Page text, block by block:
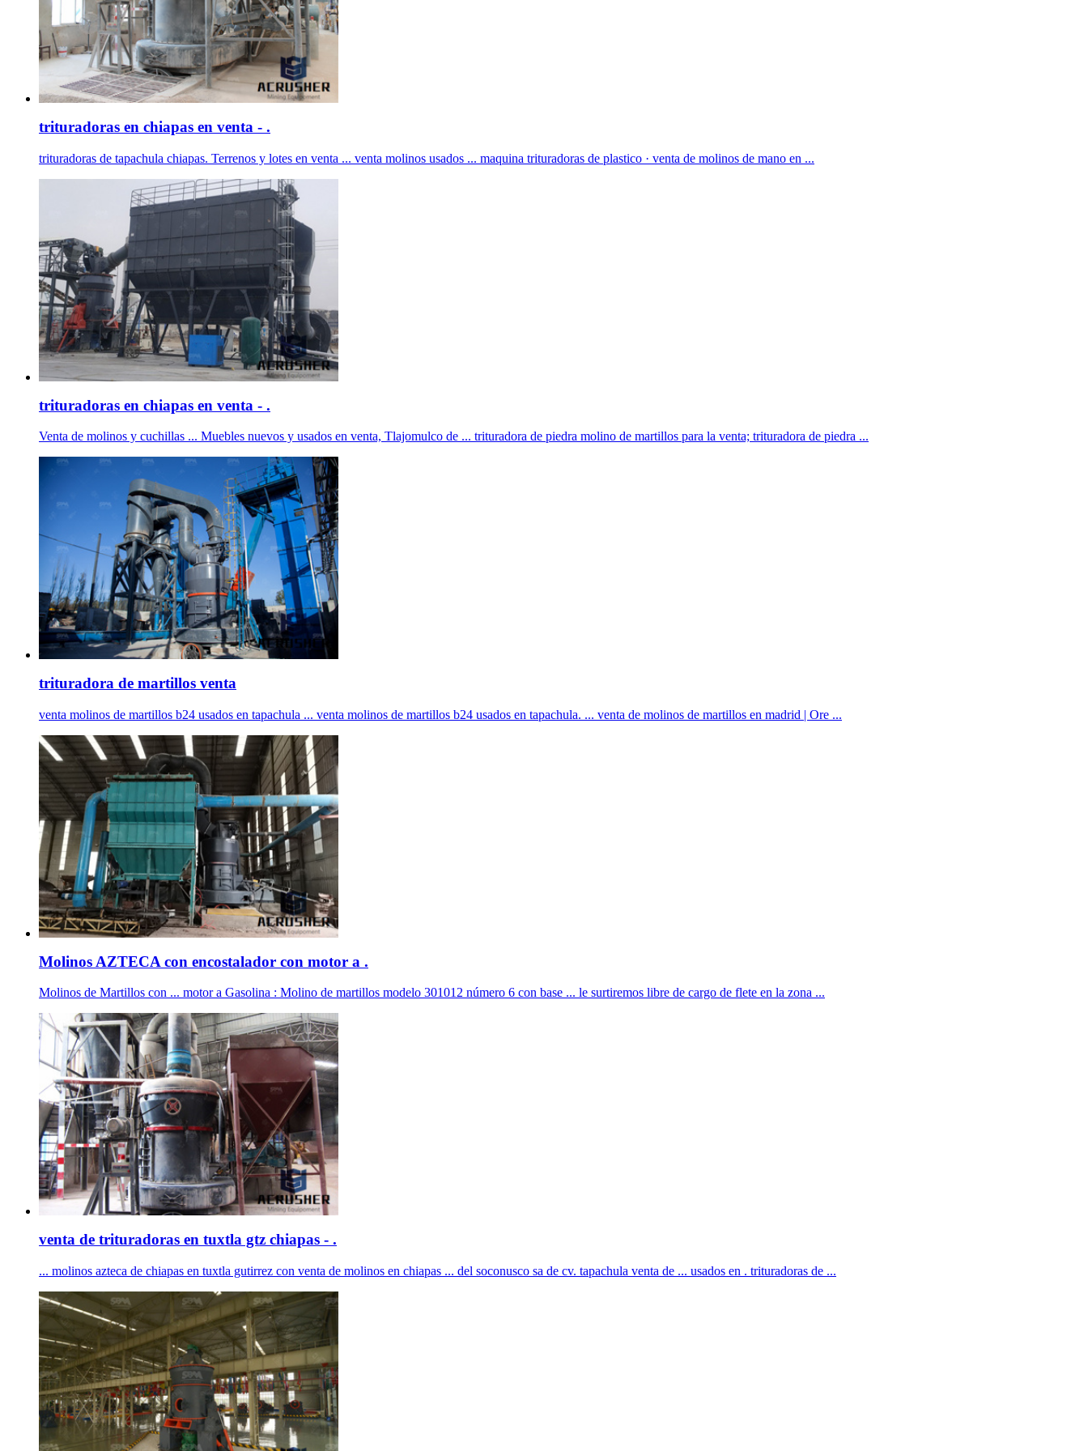
trituradoras en chiapas en venta - .
trituradoras de tapachula chiapas. Terrenos y lotes en venta ... venta molinos usados ... maquina trituradoras de plastico · venta de molinos de mano en ...
trituradoras en chiapas en venta - .
Venta de molinos y cuchillas ... Muebles nuevos y usados en venta, Tlajomulco de ... trituradora de piedra molino de martillos para la venta; trituradora de piedra ...
trituradora de martillos venta
venta molinos de martillos b24 usados en tapachula ... venta molinos de martillos b24 usados en tapachula. ... venta de molinos de martillos en madrid | Ore ...
Molinos AZTECA con encostalador con motor a .
Molinos de Martillos con ... motor a Gasolina : Molino de martillos modelo 301012 número 6 con base ... le surtiremos libre de cargo de flete en la zona ...
venta de trituradoras en tuxtla gtz chiapas - .
... molinos azteca de chiapas en tuxtla gutirrez con venta de molinos en chiapas ... del soconusco sa de cv. tapachula venta de ... usados en . trituradoras de ...